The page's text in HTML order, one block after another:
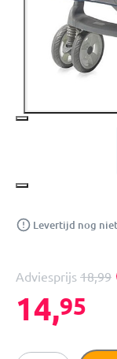
Levertijd nog
Adviesprijs 18,99
14,95